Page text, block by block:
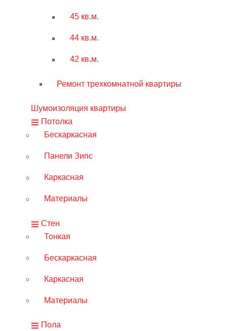
45 кв.м.
44 кв.м.
42 кв.м.
Ремонт трехкомнатной квартиры
Шумоизоляция квартиры
Потолка
Бескаркасная
Панели Зипс
Каркасная
Материалы
Стен
Тонкая
Бескаркасная
Каркасная
Материалы
Пола